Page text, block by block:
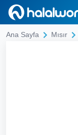
Ana Sayfa Mısır